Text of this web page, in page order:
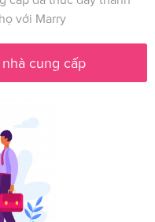
với Marry
cung cấp